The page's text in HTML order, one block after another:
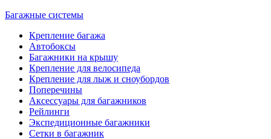
Багажные системы
Крепление багажа
Автобоксы
Багажники на крышу
Крепление для велосипеда
Крепление для лыж и сноубордов
Поперечины
Аксессуары для багажников
Рейлинги
Экспедиционные багажники
Сетки в багажник